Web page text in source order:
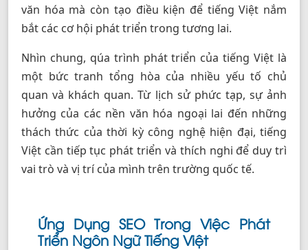
văn hóa mà còn tạo điều kiện để tiếng Việt nắm
bắt các cơ hội phát triển trong tương lai.
Nhìn chung, qúa trình phát triển của tiếng Việt là
một bức tranh tổng hòa của nhiều yếu tố chủ
quan và khách quan. Từ lịch sử phức tạp, sự ảnh
hưởng của các nền văn hóa ngoại lai đến những
thách thức của thời kỳ công nghệ hiện đại, tiếng
Việt cần tiếp tục phát triển và thích nghi để duy trì
vai trò và vị trí của mình trên trường quốc tế.
Ứng Dụng SEO Trong Việc Phát
Triển Ngôn Ngữ Tiếng Việt